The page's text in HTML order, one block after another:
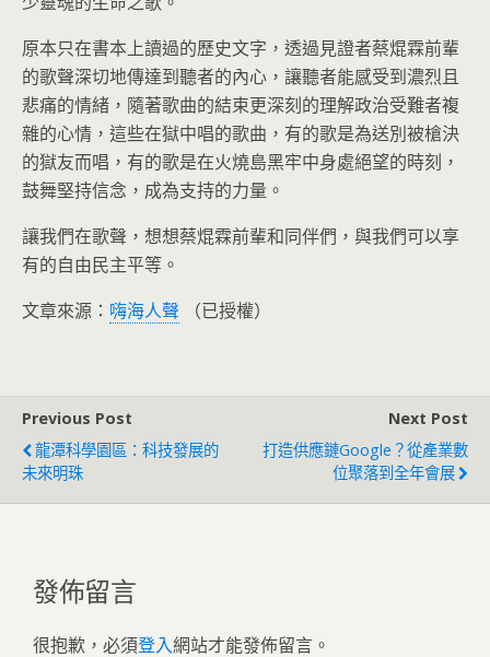
原本只在書本上讀過的歷史文字，透過見證者蔡焜霖前輩
的歌聲深切地傳達到聽者的內心，讓聽者能感受到濃烈且
悲痛的情緒，隨著歌曲的結束更深刻的理解政治受難者複
雜的心情，這些在獄中唱的歌曲，有的歌是為送別被槍決
的獄友而唱，有的歌是在火燒島黑牢中身處絕望的時刻，
鼓舞堅持信念，成為支持的力量。
讓我們在歌聲，想想蔡焜霖前輩和同伴們，與我們可以享
有的自由民主平等。
文章來源： 嗨海人聲 （已授權）
Previous Post
龍潭科學園區：科技發展的
未來明珠
Next Post
打造供應鏈Google？從產業數
位聚落到全年會展
發佈留言
很抱歉，必須登入網站才能發佈留言。